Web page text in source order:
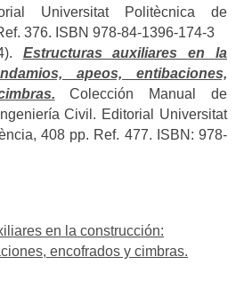
Universitat Politècnica de
376. ISBN 978-84-1396-174-3
Estructuras auxiliares en la
apeos, entibaciones,
Colección Manual de
Civil. Editorial Universitat
408 pp. Ref. 477. ISBN: 978-
en la construcción:
encofrados y cimbras.